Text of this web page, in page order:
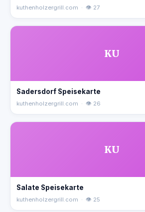
kuthenholzergrill.com · 👁 27
KU
Sadersdorf Speisekarte
kuthenholzergrill.com · 👁 26
KU
Salate Speisekarte
kuthenholzergrill.com · 👁 25